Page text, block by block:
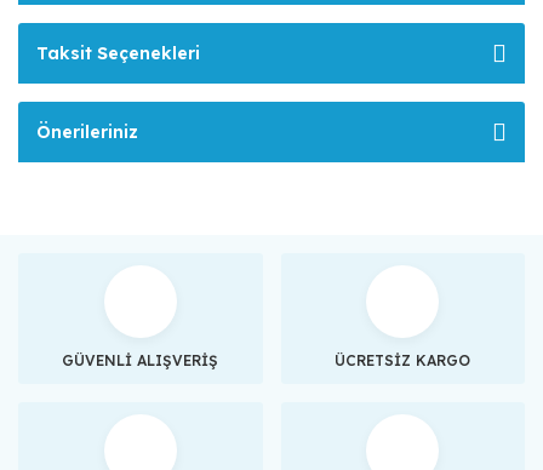
Taksit Seçenekleri
Önerileriniz
GÜVENLİ ALIŞVERİŞ ÜCRETSİZ KARGO